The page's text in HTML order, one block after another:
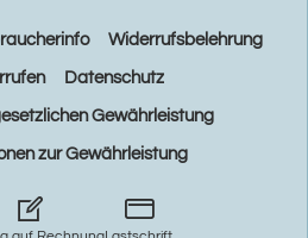
Widerrufsbelehrung
Datenschutz
Gewährleistung
zur Gewährleistung